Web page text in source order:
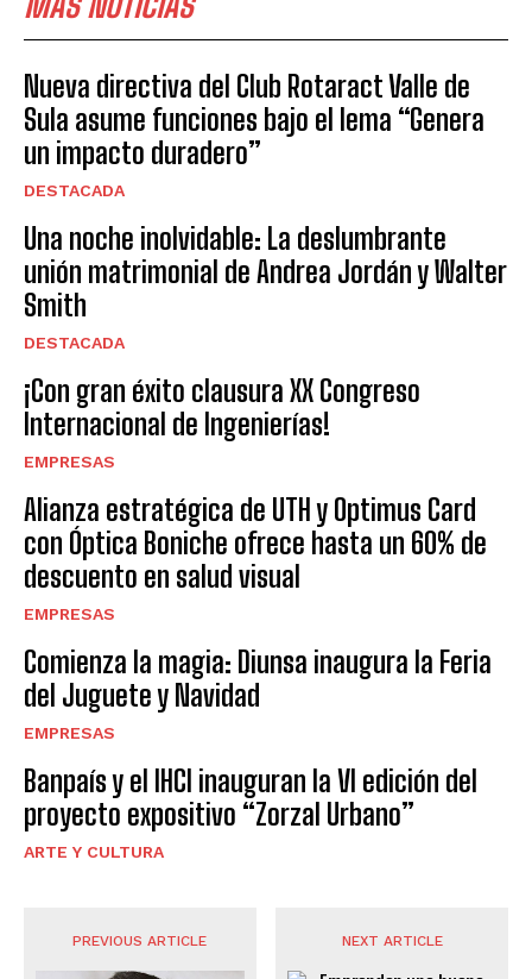
Nueva directiva del Club Rotaract Valle de
Sula asume funciones bajo el lema “Genera
un impacto duradero”
DESTACADA
Una noche inolvidable: La deslumbrante
unión matrimonial de Andrea Jordán y Walter
Smith
DESTACADA
¡Con gran éxito clausura XX Congreso
Internacional de Ingenierías!
EMPRESAS
Alianza estratégica de UTH y Optimus Card
con Óptica Boniche ofrece hasta un 60% de
descuento en salud visual
EMPRESAS
Comienza la magia: Diunsa inaugura la Feria
del Juguete y Navidad
EMPRESAS
Banpaís y el IHCI inauguran la VI edición del
proyecto expositivo “Zorzal Urbano”
ARTE Y CULTURA
PREVIOUS ARTICLE NEXT ARTICLE